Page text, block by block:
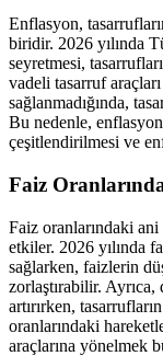
Enflasyon,
biridir. 2026 yılında
seyretmesi,
vadeli tasarruf
sağlanmadığında,
Bu nedenle,
çeşitlendirilmesi ve
Faiz
Faiz oranlarındaki
etkiler. 2026 yılında
sağlarken, faizlerin
zorlaştırabilir. Ayrıca,
artırırken,
oranlarındaki
araçlarına yönelmek